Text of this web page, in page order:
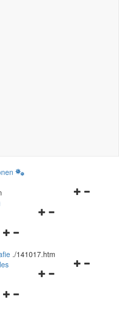
Navigationsmenü
Navigationsmenü
und
schließen
./141017.htm
Navigationsmenü
Navigationsmenü